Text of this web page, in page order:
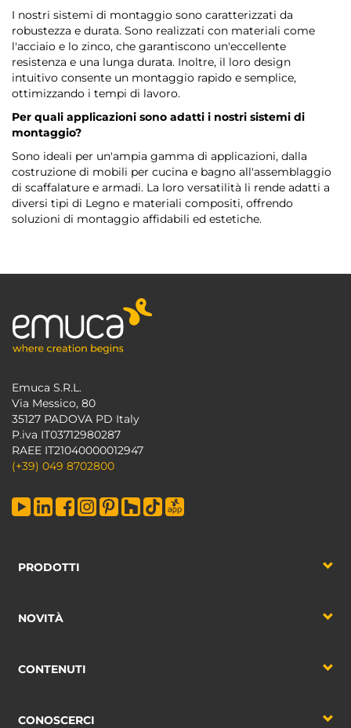
I nostri sistemi di montaggio sono caratterizzati da
robustezza e durata. Sono realizzati con materiali come
l'acciaio e lo zinco, che garantiscono un'eccellente
resistenza e una lunga durata. Inoltre, il loro design
intuitivo consente un montaggio rapido e semplice,
ottimizzando i tempi di lavoro.
Per quali applicazioni sono adatti i nostri sistemi di
montaggio?
Sono ideali per un'ampia gamma di applicazioni, dalla
costruzione di mobili per cucina e bagno all'assemblaggio
di scaffalature e armadi. La loro versatilità li rende adatti a
diversi tipi di Legno e materiali compositi, offrendo
soluzioni di montaggio affidabili ed estetiche.
Emuca S.R.L.
Via Messico, 80
35127 PADOVA PD Italy
P.iva IT03712980287
RAEE IT21040000012947
(+39) 049 8702800
PRODOTTI
NOVITÀ
CONTENUTI
CONOSCERCI